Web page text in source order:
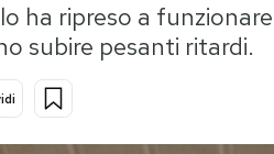
ha ripreso a
subire pesanti ritardi.